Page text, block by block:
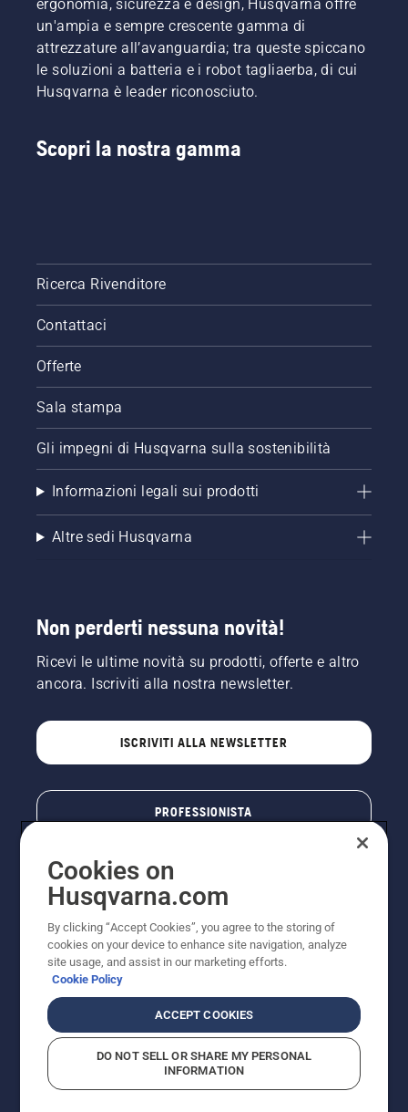
ergonomia, sicurezza e design, Husqvarna offre
un'ampia e sempre crescente gamma di
attrezzature all’avanguardia; tra queste spiccano
le soluzioni a batteria e i robot tagliaerba, di cui
Husqvarna è leader riconosciuto.
Scopri la nostra gamma
Ricerca Rivenditore
Contattaci
Offerte
Sala stampa
Gli impegni di Husqvarna sulla sostenibilità
Informazioni legali sui prodotti
Altre sedi Husqvarna
Non perderti nessuna novità!
Ricevi le ultime novità su prodotti, offerte e altro
ancora. Iscriviti alla nostra newsletter.
ISCRIVITI ALLA NEWSLETTER
PROFESSIONISTA
© Husqvarna AB (publ). Tutti i diritti riservati. I prezzi
pubblicati si intendono raccomandati e arrotondati, non
impegnativi, comprensivi di I.V.A. vigente. FERCAD SpA
- Via Retrone, 49 - 36077 Altavilla Vic. (VI) - Capitale
Sociale € 2.000.000 int. vers. P.I. e C.F. 01252490246 -
Cookies on
Husqvarna.com
By clicking “Accept Cookies”, you agree to the storing of
cookies on your device to enhance site navigation, analyze
site usage, and assist in our marketing efforts.
Cookie Policy
ACCEPT COOKIES
DO NOT SELL OR SHARE MY PERSONAL
INFORMATION